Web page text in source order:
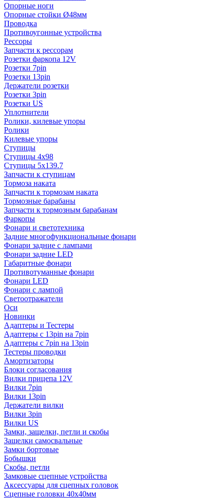
Опорные ноги
Опорные стойки Ø48мм
Проводка
Противоугонные устройства
Рессоры
Запчасти к рессорам
Розетки фаркопа 12V
Розетки 7pin
Розетки 13pin
Держатели розетки
Розетки 3pin
Розетки US
Уплотнители
Ролики, килевые упоры
Ролики
Килевые упоры
Ступицы
Ступицы 4x98
Ступицы 5x139.7
Запчасти к ступицам
Тормоза наката
Запчасти к тормозам наката
Тормозные барабаны
Запчасти к тормозным барабанам
Фаркопы
Фонари и светотехника
Задние многофункциональные фонари
Фонари задние с лампами
Фонари задние LED
Габаритные фонари
Противотуманные фонари
Фонари LED
Фонари с лампой
Светоотражатели
Оси
Новинки
Адаптеры и Тестеры
Адаптеры с 13pin на 7pin
Адаптеры с 7pin на 13pin
Тестеры проводки
Амортизаторы
Блоки согласования
Вилки прицепа 12V
Вилки 7pin
Вилки 13pin
Держатели вилки
Вилки 3pin
Вилки US
Замки, защелки, петли и скобы
Защелки самосвальные
Замки бортовые
Бобышки
Скобы, петли
Замковые сцепные устройства
Аксессуары для сцепных головок
Сцепные головки 40x40мм